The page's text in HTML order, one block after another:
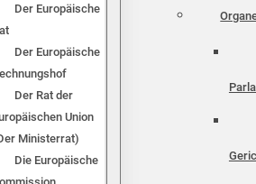
Der Europäische
Der Europäische
Der Rat der
Union
Ministerrat)
Die Europäische